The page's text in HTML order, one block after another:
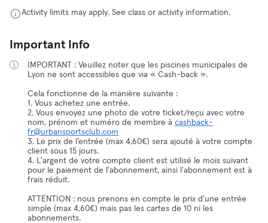
Activity limits may apply. See class or activity information.
Important Info
IMPORTANT : Veuillez noter que les piscines municipales de
Lyon ne sont accessibles que via « Cash-back ».
Cela fonctionne de la manière suivante :
1. Vous achetez une entrée.
2. Vous envoyez une photo de votre ticket/reçu avec votre
nom, prénom et numéro de membre à cashback-
fr@urbansportsclub.com
3. Le prix de l’entrée (max 4,60€) sera ajouté à votre compte
client sous 15 jours.
4. L'argent de votre compte client est utilisé le mois suivant
pour le paiement de l'abonnement, ainsi l'abonnement est à
frais réduit.
ATTENTION : nous prenons en compte le prix d'une entrée
simple (max 4,60€) mais pas les cartes de 10 ni les
abonnements.